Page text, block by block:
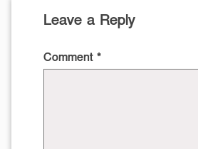
Leave a Reply
Comment *